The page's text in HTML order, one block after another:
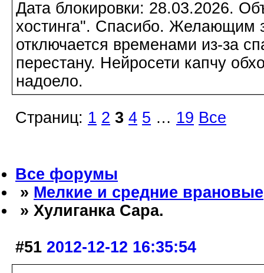
Дата блокировки: 28.03.2026.
хостинга". Спасибо. Желающим
отключается временами из-за
перестану. Нейросети капчу
надоело.
Страниц: 1 2 3 4 5 … 19 Все
Все форумы
» Мелкие и средние врановые
» Хулиганка Сара.
#51 2012-12-12 16:35:54